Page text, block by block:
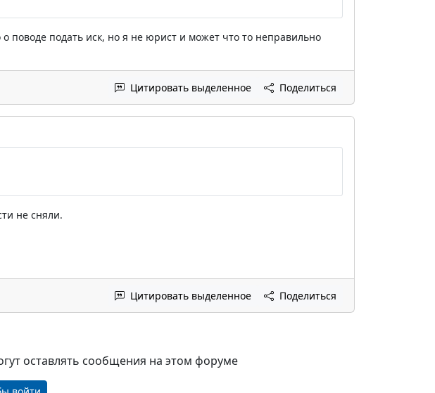
о поводе подать иск, но я не юрист и может что то неправильно
Цитировать выделенное Поделиться
не сняли.
Цитировать выделенное Поделиться
оставлять сообщения на этом форуме